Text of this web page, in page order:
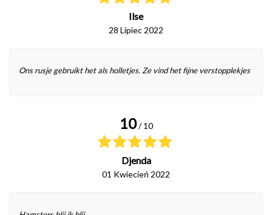
Ilse
28 Lipiec 2022
Ons rusje gebruikt het als holletjes. Ze vind het fijne verstopplekjes
10 / 10
Djenda
01 Kwiecień 2022